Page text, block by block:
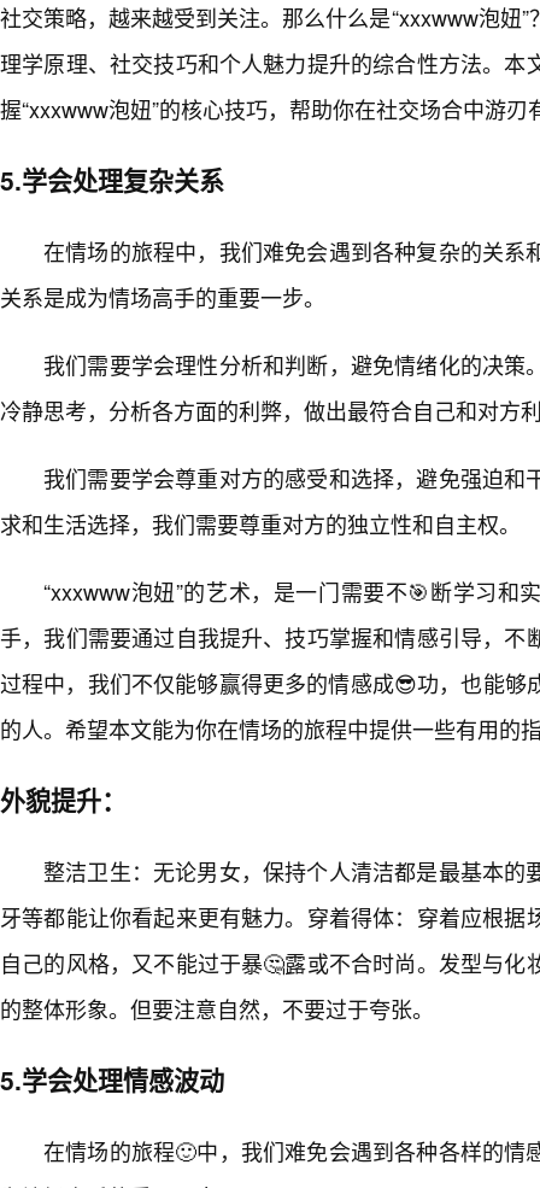
社交策略，越来越受到关注。那么什么是“xxxwww泡妞
理学原理、社交技巧和个人魅力提升的综合性方法。本
握“xxxwww泡妞”的核心技巧，帮助你在社交场合中游
5.学会处理复杂关系
在情场的旅程中，我们难免会遇到各种复杂的关系
关系是成为情场高手的重要一步。
我们需要学会理性分析和判断，避免情绪化的决策
冷静思考，分析各方面的利弊，做出最符合自己和对方
我们需要学会尊重对方的感受和选择，避免强迫和
求和生活选择，我们需要尊重对方的独立性和自主权。
“xxxwww泡妞”的艺术，是一门需要不🎯断学习和
手，我们需要通过自我提升、技巧掌握和情感引导，不
过程中，我们不仅能够赢得更多的情感成😎功，也能够
的人。希望本文能为你在情场的旅程中提供一些有用的
外貌提升：
整洁卫生：无论男女，保持个人清洁都是最基本的
牙等都能让你看起来更有魅力。穿着得体：穿着应根据
自己的风格，又不能过于暴🤔露或不合时尚。发型与
的整体形象。但要注意自然，不要过于夸张。
5.学会处理情感波动
在情场的旅程🙂中，我们难免会遇到各种各样的情